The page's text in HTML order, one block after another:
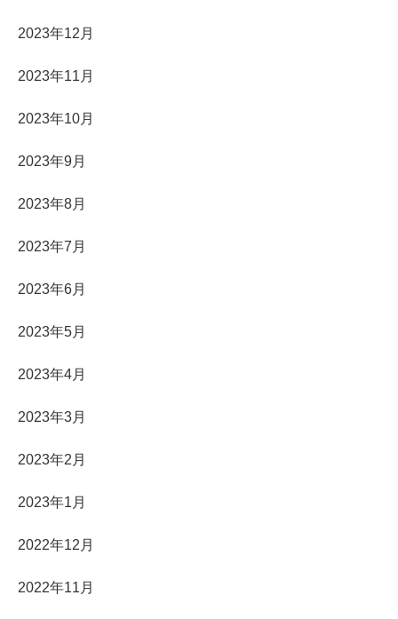
2023年12月
2023年11月
2023年10月
2023年9月
2023年8月
2023年7月
2023年6月
2023年5月
2023年4月
2023年3月
2023年2月
2023年1月
2022年12月
2022年11月